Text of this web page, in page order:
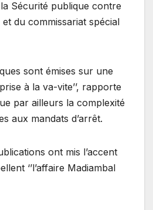
Sécurité publique contre
du commissariat spécial
sont émises sur une
à la va-vite’’, rapporte
par ailleurs la complexité
aux mandats d’arrêt.
ont mis l’accent
‘’l’affaire Madiambal